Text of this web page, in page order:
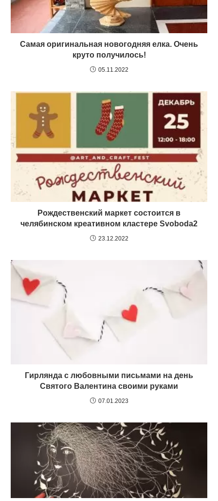
Самая оригинальная новогодняя елка. Очень
круто получилось!
05.11.2022
Рождественский маркет состоится в
челябинском креативном кластере Svoboda2
23.12.2022
Гирлянда с любовными письмами на день
Святого Валентина своими руками
07.01.2023